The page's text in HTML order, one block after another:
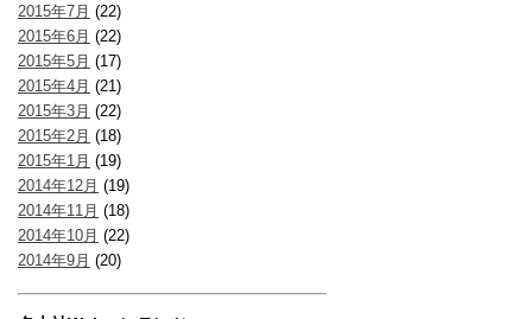
2015年7月 (22)
2015年6月 (22)
2015年5月 (17)
2015年4月 (21)
2015年3月 (22)
2015年2月 (18)
2015年1月 (19)
2014年12月 (19)
2014年11月 (18)
2014年10月 (22)
2014年9月 (20)